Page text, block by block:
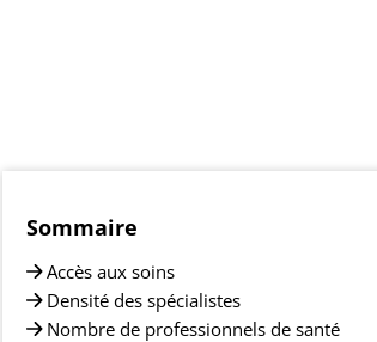
Sommaire
Accès aux soins
Densité des spécialistes
Nombre de professionnels de santé